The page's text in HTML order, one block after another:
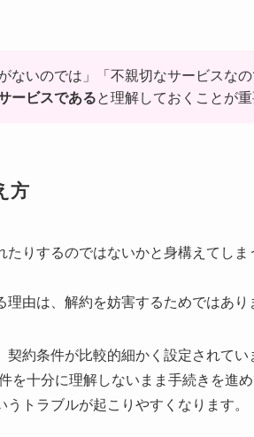
ないのでは」「不親切なサービスな
ービスであると理解しておくことが重
方
りするのではないかと身構えてし
由は、解約を妨害するためではあり
約条件が比較的細かく設定されてい
を十分に理解しないまま手続きを進
トラブルが起こりやすくなります。